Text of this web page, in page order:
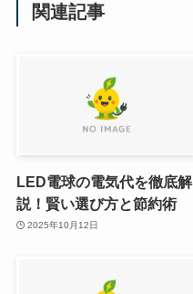
関連記事
LED電球の電気代を徹底解
説！賢い選び方と節約術
2025年10月12日